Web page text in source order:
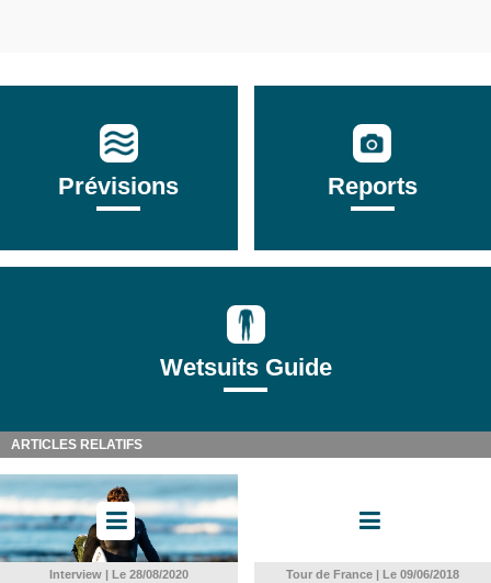
Prévisions Reports
Wetsuits Guide
ARTICLES RELATIFS
Interview | Le 28/08/2020 Tour de France | Le 09/06/2018